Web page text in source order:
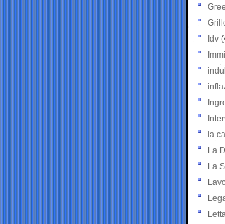
Idv
la
La
La